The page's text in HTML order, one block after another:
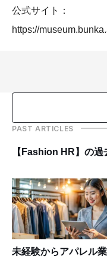
公式サイト：
https://
PAST ARTICLES
【Fashion HR】の過
未経験からアパレル